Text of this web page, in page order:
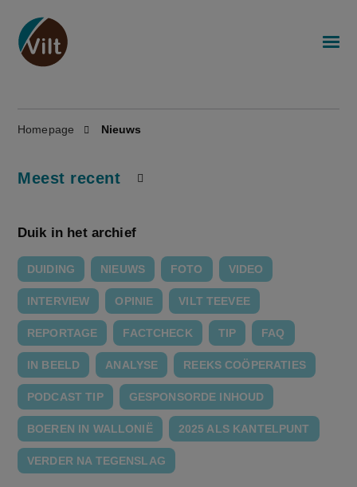
Homepage Nieuws
Meest recent
Duik in het archief
DUIDING NIEUWS FOTO VIDEO
INTERVIEW OPINIE VILT TEEVEE
REPORTAGE FACTCHECK TIP FAQ
IN BEELD ANALYSE REEKS COÖPERATIES
PODCAST TIP GESPONSORDE INHOUD
BOEREN IN WALLONIË 2025 ALS KANTELPUNT
VERDER NA TEGENSLAG